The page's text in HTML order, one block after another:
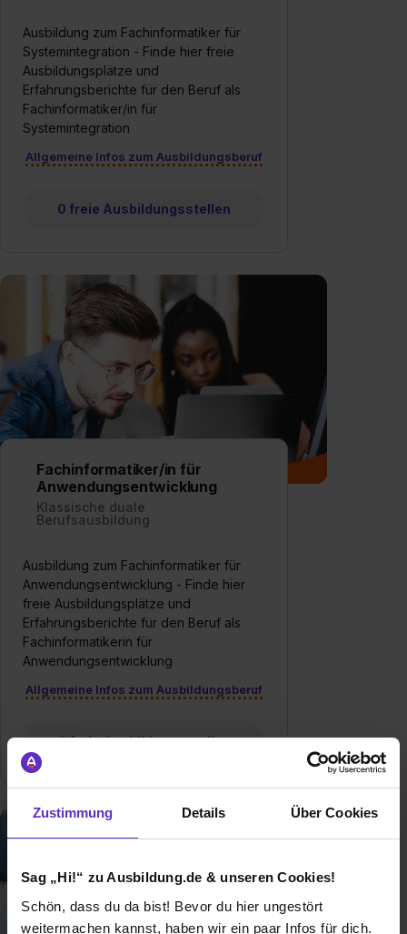
Zustimmung Details Über Cookies
Sag „Hi!“ zu Ausbildung.de & unseren Cookies!
Schön, dass du da bist! Bevor du hier ungestört
weitermachen kannst, haben wir ein paar Infos für dich.
Ausbildung zum Fachinformatiker für
Systemintegration - Finde hier freie
Ausbildungsplätze und
Erfahrungsberichte für den Beruf als
Fachinformatiker/in für
Systemintegration
Allgemeine Infos zum Ausbildungsberuf
0 freie Ausbildungsstellen
Fachinformatiker/in für
Anwendungsentwicklung
Klassische duale
Berufsausbildung
Ausbildung zum Fachinformatiker für
Anwendungsentwicklung - Finde hier
freie Ausbildungsplätze und
Erfahrungsberichte für den Beruf als
Fachinformatikerin für
Anwendungsentwicklung
Allgemeine Infos zum Ausbildungsberuf
0 freie Ausbildungsstellen